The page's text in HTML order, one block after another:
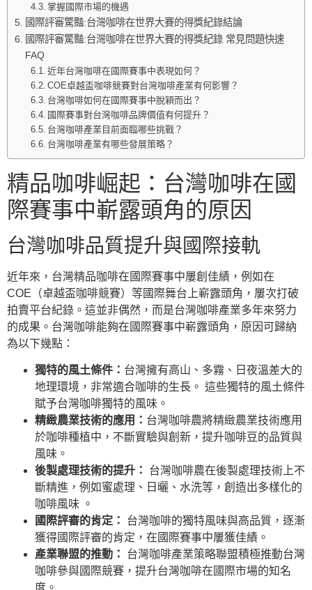
掌握國際市場的機遇
國際評審驚豔:台灣咖啡在世界大賽的得獎紀錄結論
國際評審驚豔:台灣咖啡在世界大賽的得獎紀錄 常見問題快速
FAQ
近年台灣咖啡在國際賽事中表現如何？
COE卓越盃咖啡競賽對台灣咖啡產業有何影響？
台灣咖啡如何在國際賽事中脫穎而出？
國際賽事對台灣咖啡品牌價值有何提升？
台灣咖啡產業目前面臨哪些挑戰？
台灣咖啡產業有哪些發展策略？
精品咖啡崛起：台灣咖啡在國
際賽事中嶄露頭角的原因
台灣咖啡品質提升與國際接軌
近年來，台灣精品咖啡在國際賽事中屢創佳績，例如在
COE（卓越盃咖啡競賽）等國際舞台上嶄露頭角，屢次打破
拍賣平台紀錄。這並非偶然，而是台灣咖啡產業多年來努力
的成果。台灣咖啡能夠在國際賽事中嶄露頭角，原因可歸納
為以下幾點：
獨特的風土條件： 台灣擁有高山、多霧、日夜溫差大的
地理環境，非常適合咖啡的生長。 這些獨特的風土條件
賦予台灣咖啡獨特的風味。
精緻農業技術的應用： 台灣咖啡農將精緻農業技術應用
於咖啡種植中，不斷實驗與創新，提升咖啡豆的品質與
風味。
後製處理技術的提升：
台灣咖啡農在後製處理技術上不
斷精進，例如蜜處理、日曬、水洗等，創造出多樣化的
咖啡風味 。
國際評審的肯定：
台灣咖啡的獨特風味與高品質，逐漸
獲得國際評審的肯定，在國際賽事中屢獲佳績。
產業聯盟的推動：
台灣咖啡產業策略聯盟積極推動台灣
咖啡參與國際競賽，提升台灣咖啡在國際市場的知名
度。